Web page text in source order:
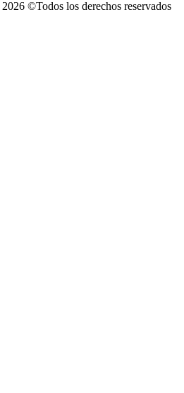
2026 ©Todos los derechos reservados